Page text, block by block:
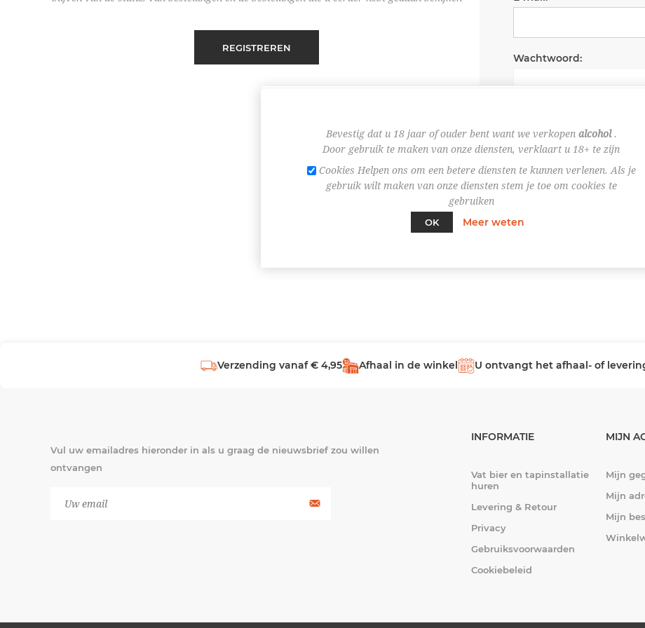
REGISTREREN
Wachtwoord:
Verzending vanaf € 4,95 Afhaal in de winkel U ontvangt het afhaal- of
Vul uw emailadres hieronder in als u graag de nieuwsbrief zou willen
ontvangen
INFORMATIE
Vat bier en tapinstallatie
huren
Levering & Retour
Privacy
Gebruiksvoorwaarden
Cookiebeleid
MIJN
Mijn
Mijn
Mijn
Bevestig dat u 18 jaar of ouder bent want we verkopen alcohol.
Door gebruik te maken van onze diensten, verklaart u 18+ te zijn
Cookies Helpen ons om een betere diensten te kunnen verlenen. Als je
gebruik wilt maken van onze diensten stem je toe om cookies te
gebruiken
OK
Meer weten